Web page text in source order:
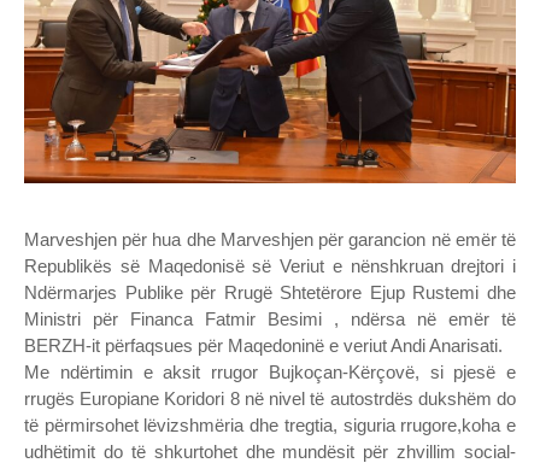
Marveshjen për hua dhe Marveshjen për garancion në emër të
Republikës së Maqedonisë së Veriut e nënshkruan drejtori i
Ndërmarjes Publike për Rrugë Shtetërore Ejup Rustemi dhe
Ministri për Financa Fatmir Besimi , ndërsa në emër të
BERZH-it përfaqsues për Maqedoninë e veriut Andi Anarisati.
Me ndërtimin e aksit rrugor Bujkoçan-Kërçovë, si pjesë e
rrugës Europiane Koridori 8 në nivel të autostrdës dukshëm do
të përmirsohet lëvizshmëria dhe tregtia, siguria rrugore,koha e
udhëtimit do të shkurtohet dhe mundësit për zhvillim social-